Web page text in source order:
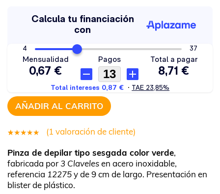
AÑADIR AL CARRITO
5.00sobre
5 basado
en
(1 valoración de cliente)
Pinza de depilar tipo sesgada color verde,
fabricada por3 Clavelesen acero inoxidable,
referencia 12275y de 9 cm de largo. Presentación en
blister de plástico.